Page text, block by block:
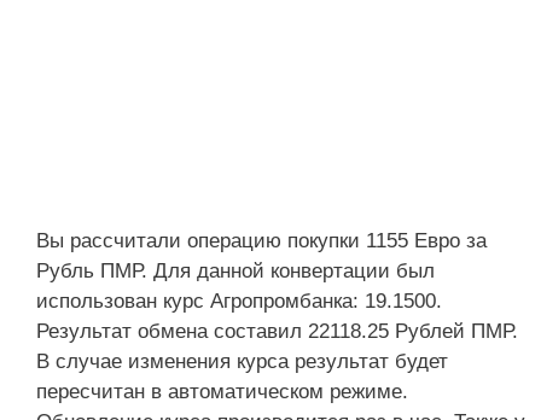
Вы рассчитали операцию покупки 1155 Евро за
Рубль ПМР. Для данной конвертации был
использован курс Агропромбанка: 19.1500.
Результат обмена составил 22118.25 Рублей ПМР.
В случае изменения курса результат будет
пересчитан в автоматическом режиме.